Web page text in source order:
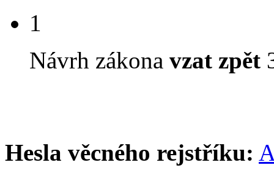
1
Návrh zákona vzat zpět
Hesla věcného rejstříku: